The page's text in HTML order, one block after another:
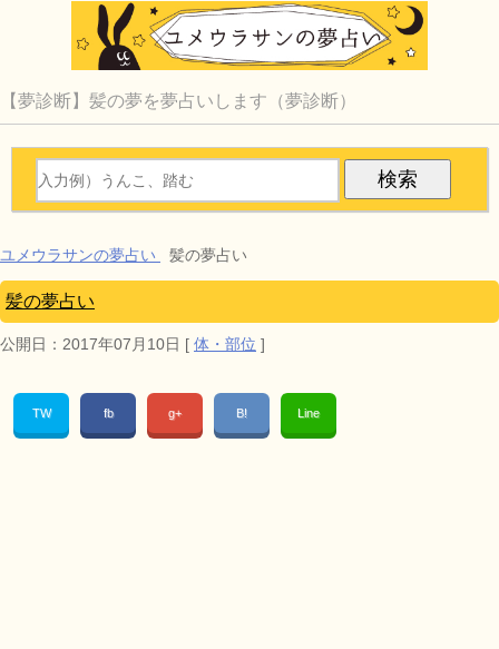
【夢診断】髪の夢を夢占いします（夢診断）
ユメウラサンの夢占い 髪の夢占い
髪の夢占い
公開日： 2017年07月10日 [ 体・部位 ]
TW fb g+ B! Line